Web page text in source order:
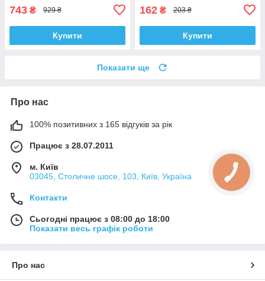
743 ₴ 929 ₴
Купити
162 ₴ 203 ₴
Купити
Показати ще
Про нас
100% позитивних з 165 відгуків за рік
Працює з 28.07.2011
м. Київ
03045, Столичне шосе, 103, Київ, Україна
Контакти
Сьогодні працює з 08:00 до 18:00
Показати весь графік роботи
Про нас